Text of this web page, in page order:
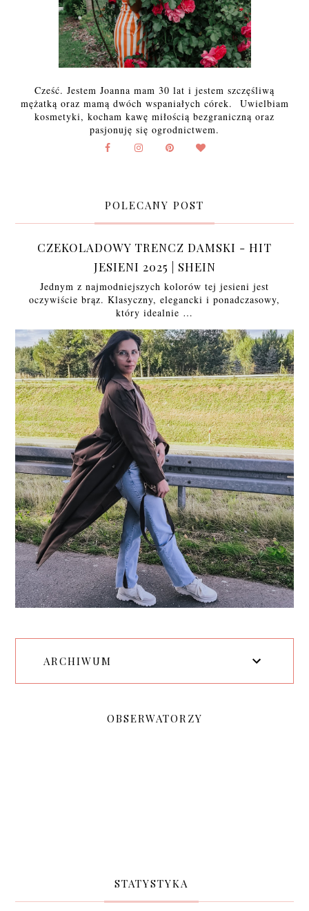
Cześć. Jestem Joanna mam 30 lat i jestem szczęśliwą
mężatką oraz mamą dwóch wspaniałych córek. Uwielbiam
kosmetyki, kocham kawę miłością bezgraniczną oraz
pasjonuję się ogrodnictwem.
POLECANY POST
CZEKOLADOWY TRENCZ DAMSKI - HIT
JESIENI 2025 | SHEIN
Jednym z najmodniejszych kolorów tej jesieni jest
oczywiście brąz. Klasyczny, elegancki i ponadczasowy,
który idealnie …
ARCHIWUM
OBSERWATORZY
STATYSTYKA